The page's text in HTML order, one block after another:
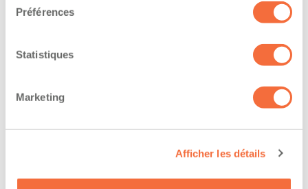
Préférences
Statistiques
Marketing
Afficher les détails
Votre demande